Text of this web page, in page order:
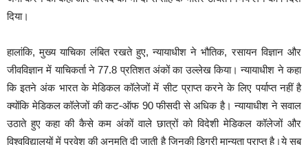
दिया।
हालांकि, मुख्य याचिका लंबित रखते हुए, न्यायाधीश ने भौतिक, रसायन विज्ञान और
जीवविज्ञान में याचिकर्ता ने 77.8 प्रतिशत अंकों का उल्लेख किया। न्यायाधीश ने कहा
कि इतने अंक भारत के मेडिकल कॉलेजों में सीट प्राप्त करने के लिए पर्याप्त नहीं है
क्योंकि मेडिकल कॉलेजों की कट-ऑफ 90 फीसदी से अधिक है। न्यायाधीश ने सवाल
उठाते हुए कहा की कैसे कम अंकों वाले छात्रों को विदेशी मेडिकल कॉलेजों और
विश्वविद्यालयों में प्रवेश की अनुमति दी जाती है जिनकी डिग्री मान्यता प्राप्त है।ये सब